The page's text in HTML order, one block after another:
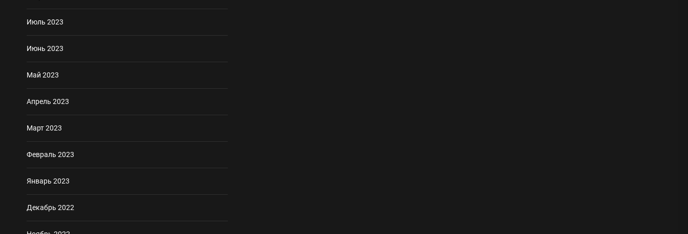
Июль 2023
Июнь 2023
Май 2023
Апрель 2023
Март 2023
Февраль 2023
Январь 2023
Декабрь 2022